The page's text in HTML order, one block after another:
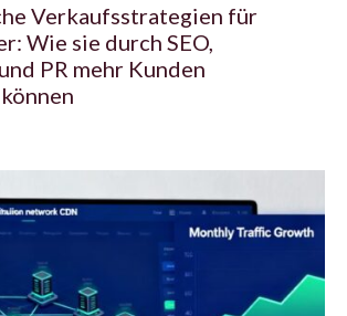
Verkaufsstrategien für
Wie sie durch SEO,
PR mehr Kunden